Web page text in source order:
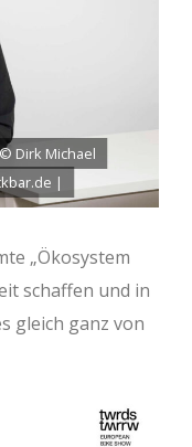
Dirk Michael
|
„Ökosystem
schaffen und in
gleich ganz von